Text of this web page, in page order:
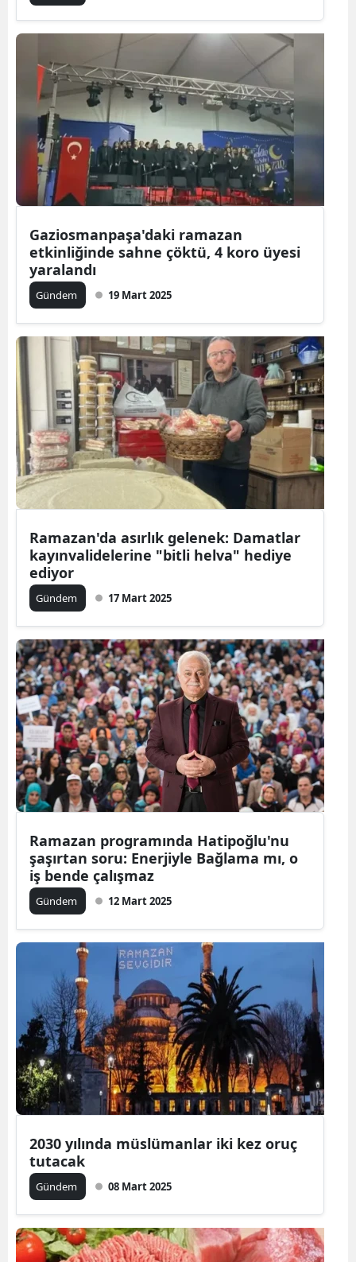
Gaziosmanpaşa'daki ramazan
etkinliğinde sahne çöktü, 4 koro üyesi
yaralandı
Gündem 19 Mart 2025
Ramazan'da asırlık gelenek: Damatlar
kayınvalidelerine "bitli helva" hediye
ediyor
Gündem 17 Mart 2025
Ramazan programında Hatipoğlu'nu
şaşırtan soru: Enerjiyle Bağlama mı, o
iş bende çalışmaz
Gündem 12 Mart 2025
2030 yılında müslümanlar iki kez oruç
tutacak
Gündem 08 Mart 2025